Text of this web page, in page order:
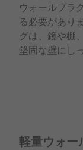
ウォールプラ
る必要があり
グは、鏡や棚
堅固な壁にし
軽量ウォー